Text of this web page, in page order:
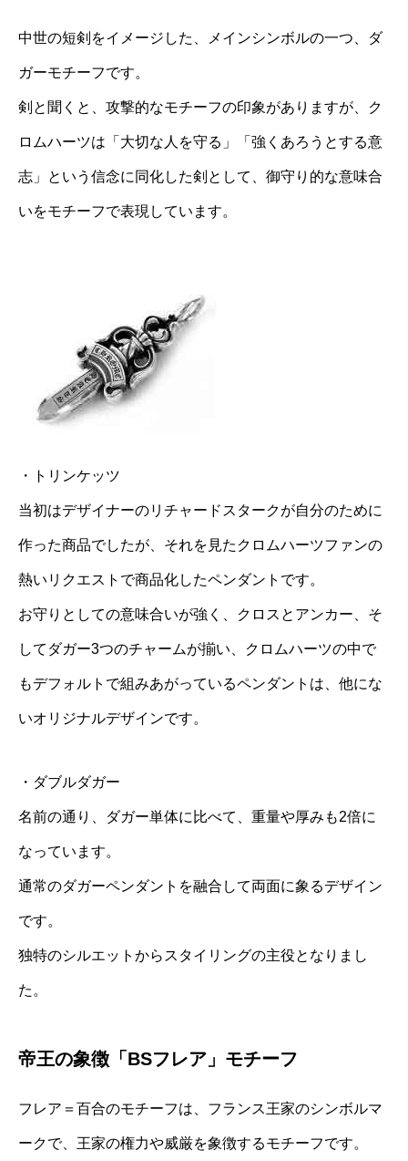
中世の短剣をイメージした、メインシンボルの一つ、ダ
ガーモチーフです。
剣と聞くと、攻撃的なモチーフの印象がありますが、ク
ロムハーツは「大切な人を守る」「強くあろうとする意
志」という信念に同化した剣として、御守り的な意味合
いをモチーフで表現しています。
・トリンケッツ
当初はデザイナーのリチャードスタークが自分のために
作った商品でしたが、それを見たクロムハーツファンの
熱いリクエストで商品化したペンダントです。
お守りとしての意味合いが強く、クロスとアンカー、そ
してダガー3つのチャームが揃い、クロムハーツの中で
もデフォルトで組みあがっているペンダントは、他にな
いオリジナルデザインです。
・ダブルダガー
名前の通り、ダガー単体に比べて、重量や厚みも2倍に
なっています。
通常のダガーペンダントを融合して両面に象るデザイン
です。
独特のシルエットからスタイリングの主役となりまし
た。
帝王の象徴「BSフレア」モチーフ
フレア＝百合のモチーフは、フランス王家のシンボルマ
ークで、王家の権力や威厳を象徴するモチーフです。